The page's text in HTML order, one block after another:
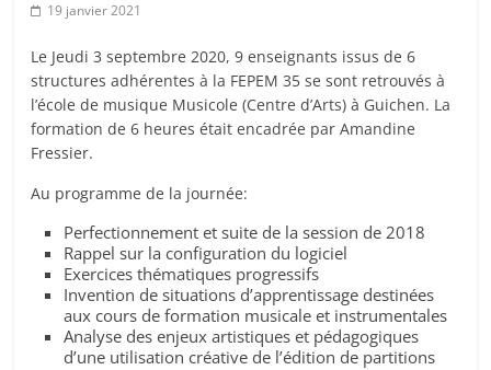
19 janvier 2021
Le Jeudi 3 septembre 2020, 9 enseignants issus de 6
structures adhérentes à la FEPEM 35 se sont retrouvés à
l’école de musique Musicole (Centre d’Arts) à Guichen. La
formation de 6 heures était encadrée par Amandine
Fressier.
Au programme de la journée:
Perfectionnement et suite de la session de 2018
Rappel sur la configuration du logiciel
Exercices thématiques progressifs
Invention de situations d’apprentissage destinées
aux cours de formation musicale et instrumentales
Analyse des enjeux artistiques et pédagogiques
d’une utilisation créative de l’édition de partitions